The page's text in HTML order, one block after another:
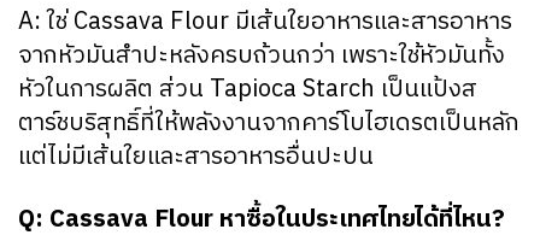
A: ใช่ Cassava Flour มีเส้นใยอาหารและสารอาหาร
จากหัวมันสำปะหลังครบถ้วนกว่า เพราะใช้หัวมันทั้ง
หัวในการผลิต ส่วน Tapioca Starch เป็นแป้งส
ตาร์ชบริสุทธิ์ที่ให้พลังงานจากคาร์โบไฮเดรตเป็นหลัก
แต่ไม่มีเส้นใยและสารอาหารอื่นปะปน
Q: Cassava Flour หาซื้อในประเทศไทยได้ที่ไหน?